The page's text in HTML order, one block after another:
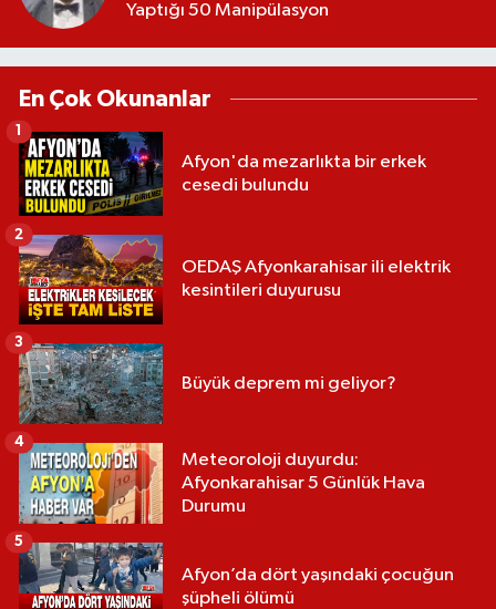
Yaptığı 50 Manipülasyon
En Çok Okunanlar
Afyon'da mezarlıkta bir erkek
cesedi bulundu
1
OEDAŞ Afyonkarahisar ili elektrik
kesintileri duyurusu
2
Büyük deprem mi geliyor?
3
Meteoroloji duyurdu:
Afyonkarahisar 5 Günlük Hava
Durumu
4
Afyon’da dört yaşındaki çocuğun
şüpheli ölümü
5